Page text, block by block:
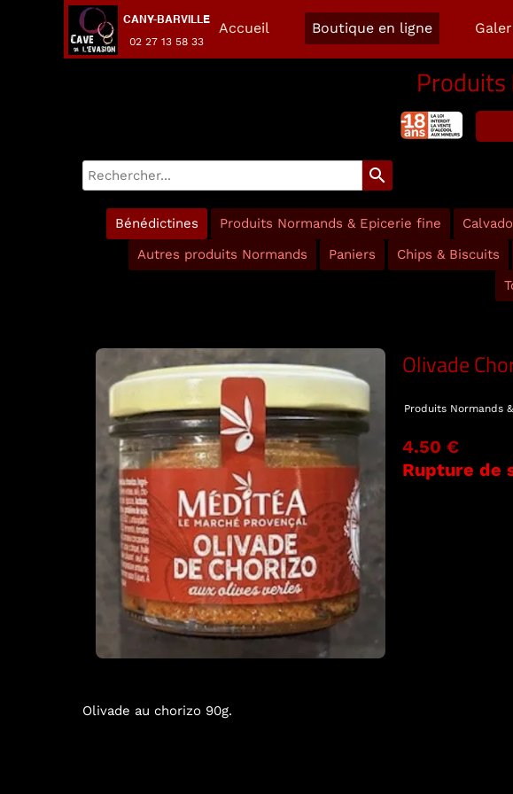
Accueil Boutique en ligne
CANY-BARVILLE
02 27 13 58 33
Produits
search
Bénédictines Produits Normands & Epicerie fine
Autres produits Normands
Paniers Chips & Biscuits
Olivade
Produits Normands
4.50 €
Rupture de
Olivade au chorizo 90g.